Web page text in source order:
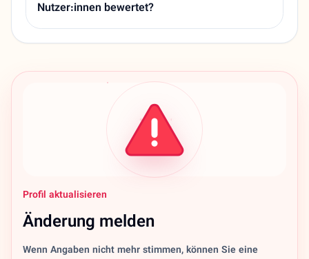
Nutzer:innen bewertet?
Profil aktualisieren
Änderung melden
Wenn Angaben nicht mehr stimmen, können Sie eine